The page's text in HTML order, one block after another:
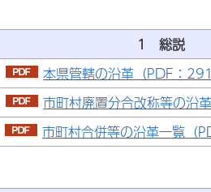
1 総説
本県管轄の沿革（PDF：
市町村廃置分合改称等の沿
市町村合併等の沿革一覧（